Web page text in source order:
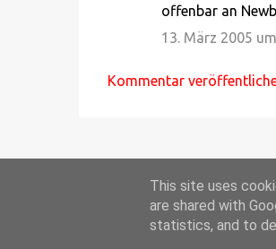
offenbar an
13. März 2005
Kommentar
This site uses
are shared with
statistics, and to